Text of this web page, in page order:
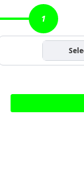
1